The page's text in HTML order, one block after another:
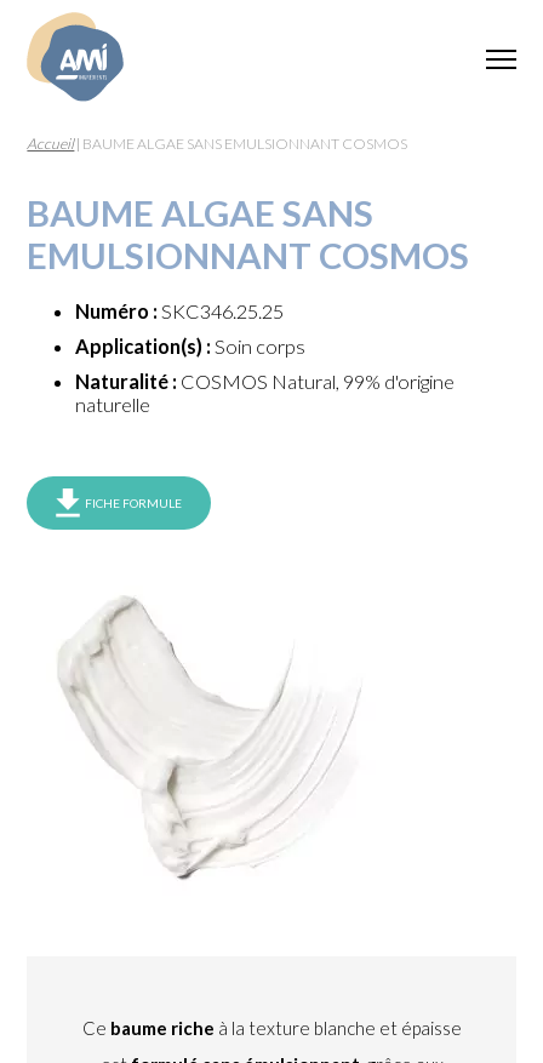
Accueil| BAUME ALGAE SANS EMULSIONNANT COSMOS
BAUME ALGAE SANS
EMULSIONNANT COSMOS
Numéro : SKC346.25.25
Application(s) : Soin corps
Naturalité : COSMOS Natural, 99% d'origine
naturelle
FICHE FORMULE
Ce baume riche à la texture blanche et épaisse